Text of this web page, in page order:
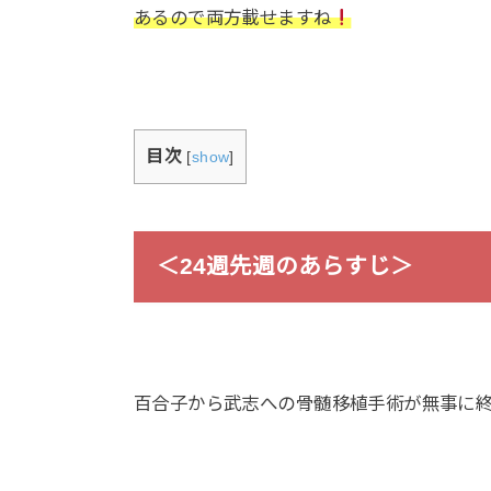
あるので両方載せますね
目次 [show]
＜24週先週のあらすじ＞
百合子から武志への骨髄移植手術が無事に